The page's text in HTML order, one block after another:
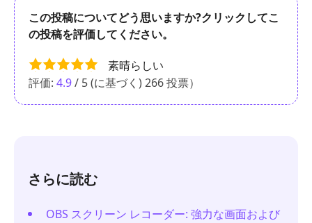
この投稿についてどう思いますか?クリックしてこ
の投稿を評価してください。
素晴らしい
評価: 4.9/ 5 (に基づく)266投票）
さらに読む
OBS スクリーン レコーダー: 強力な画面および